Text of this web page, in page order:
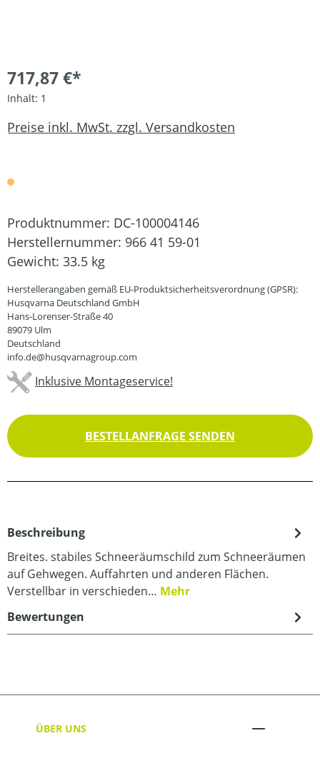
717,87 €*
Inhalt: 1
Preise inkl. MwSt. zzgl. Versandkosten
Produktnummer: DC-100004146
Herstellernummer: 966 41 59-01
Gewicht: 33.5 kg
Herstellerangaben gemäß EU-Produktsicherheitsverordnung (GPSR):
Husqvarna Deutschland GmbH
Hans-Lorenser-Straße 40
89079 Ulm
Deutschland
info.de@husqvarnagroup.com
Inklusive Montageservice!
BESTELLANFRAGE SENDEN
Beschreibung
Breites. stabiles Schneeräumschild zum Schneeräumen
auf Gehwegen. Auffahrten und anderen Flächen.
Verstellbar in verschieden… Mehr
Bewertungen
ÜBER UNS